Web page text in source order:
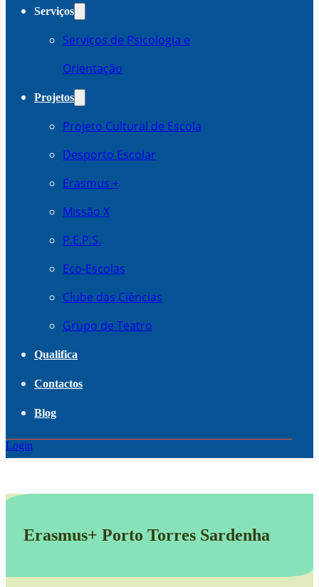
Serviços
Serviços de Psicologia e
Orientação
Projetos
Projeto Cultural de Escola
Desporto Escolar
Erasmus +
Missão X
P.E.P.S.
Eco-Escolas
Clube das Ciências
Grupo de Teatro
Qualifica
Contactos
Blog
Login
Erasmus+ Porto Torres Sardenha